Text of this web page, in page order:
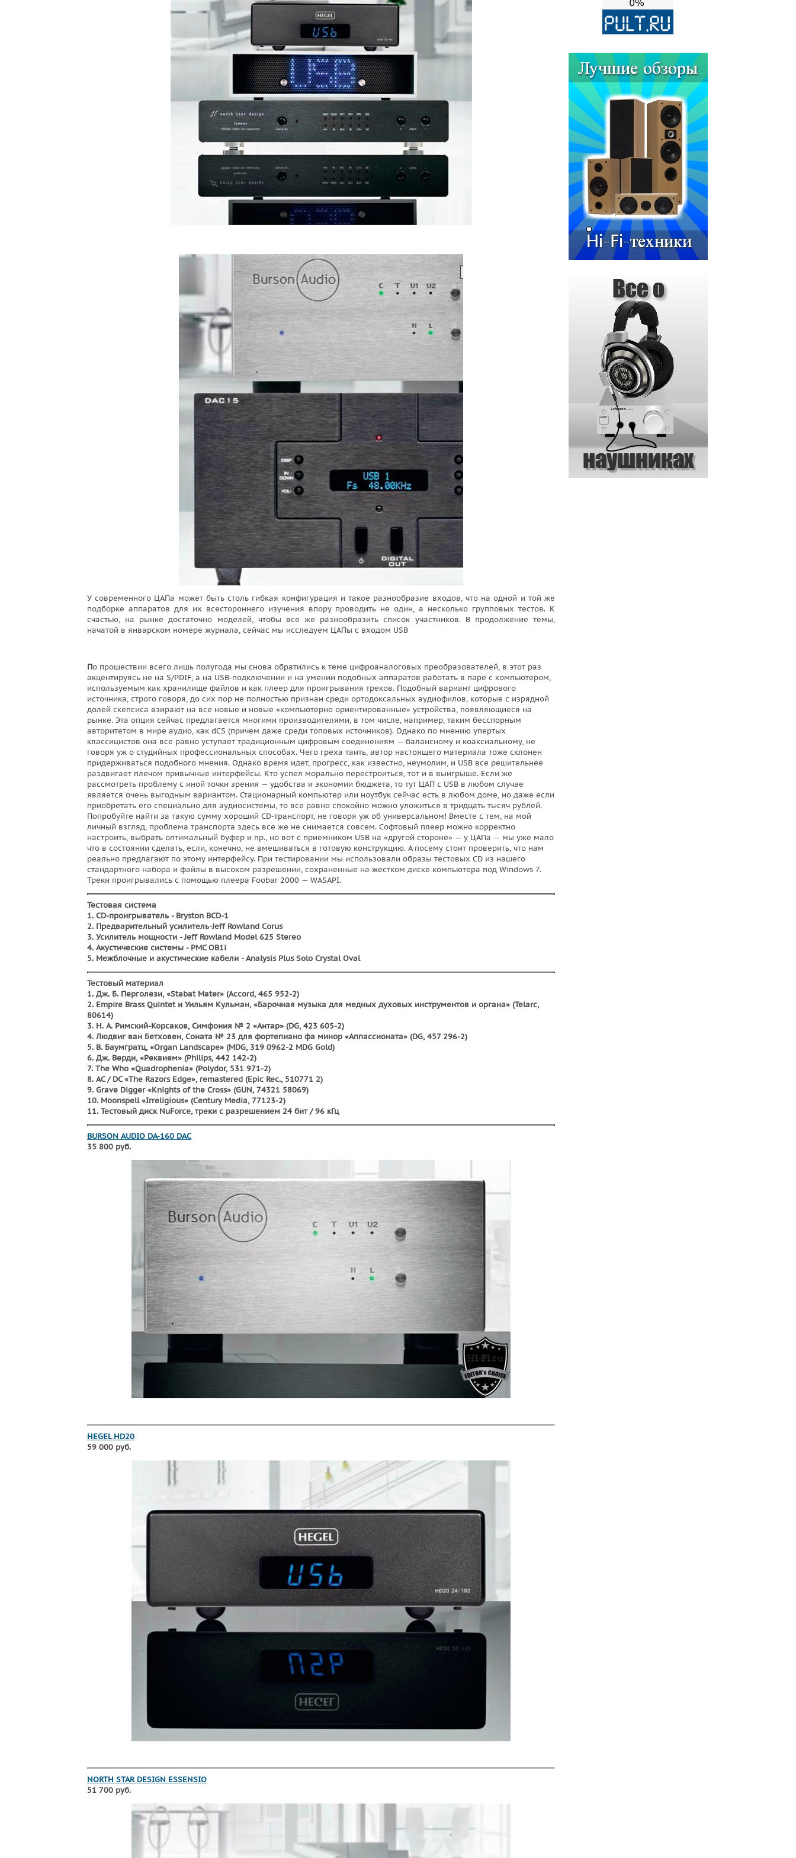
У современного ЦАПа может быть столь гибкая конфигурация и такое разнообразие входов, что на одной и той же
подборке аппаратов для их всестороннего изучения впору проводить не один, а несколько групповых тестов. К
счастью, на рынке достаточно моделей, чтобы все же разнообразить список участников. В продолжение темы,
начатой в январском номере журнала, сейчас мы исследуем ЦАПы с входом USB
По прошествии всего лишь полугода мы снова обратились к теме цифроаналоговых преобразователей, в этот раз
акцентируясь не на S/PDIF, а на USB-подключении и на умении подобных аппаратов работать в паре с компьютером,
используемым как хранилище файлов и как плеер для проигрывания треков. Подобный вариант цифрового
источника, строго говоря, до сих пор не полностью признан среди ортодоксальных аудиофилов, которые с изрядной
долей скепсиса взирают на все новые и новые «компьютерно ориентированные» устройства, появляющиеся на
рынке. Эта опция сейчас предлагается многими производителями, в том числе, например, таким бесспорным
авторитетом в мире аудио, как dCS (причем даже среди топовых источников). Однако по мнению упертых
классицистов она все равно уступает традиционным цифровым соединениям — балансному и коаксиальному, не
говоря уж о студийных профессиональных способах. Чего греха таить, автор настоящего материала тоже склонен
придерживаться подобного мнения. Однако время идет, прогресс, как известно, неумолим, и USB все решительнее
раздвигает плечом привычные интерфейсы. Кто успел морально перестроиться, тот и в выигрыше. Если же
рассмотреть проблему с иной точки зрения — удобства и экономии бюджета, то тут ЦАП с USB в любом случае
является очень выгодным вариантом. Стационарный компьютер или ноутбук сейчас есть в любом доме, но даже если
приобретать его специально для аудиосистемы, то все равно спокойно можно уложиться в тридцать тысяч рублей.
Попробуйте найти за такую сумму хороший CD-транспорт, не говоря уж об универсальном! Вместе с тем, на мой
личный взгляд, проблема транспорта здесь все же не снимается совсем. Софтовый плеер можно корректно
настроить, выбрать оптимальный буфер и пр., но вот с приемником USB на «другой стороне» — у ЦАПа — мы уже мало
что в состоянии сделать, если, конечно, не вмешиваться в готовую конструкцию. А посему стоит проверить, что нам
реально предлагают по этому интерфейсу. При тестировании мы использовали образы тестовых CD из нашего
стандартного набора и файлы в высоком разрешении, сохраненные на жестком диске компьютера под Windows 7.
Треки проигрывались с помощью плеера Foobar 2000 — WASAPI.
Тестовая система
1. CD-проигрыватель - Bryston BCD-1
2. Предварительный усилитель-Jeff Rowland Corus
3. Усилитель мощности - Jeff Rowland Model 625 Stereo
4. Акустические системы - PMC OB1i
5. Межблочные и акустические кабели - Analysis Plus Solo Crystal Oval
Тестовый материал
1. Дж. Б. Перголези, «Stabat Mater» (Accord, 465 952-2)
2. Empire Brass Quintet и Уильям Кульман, «Барочная музыка для медных духовых инструментов и органа» (Telarc,
80614)
3. Н. А. Римский-Корсаков, Симфония № 2 «Антар» (DG, 423 605-2)
4. Людвиг ван Бетховен, Соната № 23 для фортепиано фа минор «Аппассионата» (DG, 457 296-2)
5. В. Баумгратц, «Organ Landscape» (MDG, 319 0962-2 MDG Gold)
6. Дж. Верди, «Реквием» (Philips, 442 142-2)
7. The Who «Quadrophenia» (Polydor, 531 971-2)
8. AC / DC «The Razors Edge», remastered (Epic Rec., 510771 2)
9. Grave Digger «Knights of the Cross» (GUN, 74321 58069)
10. Moonspell «Irreligious» (Century Media, 77123-2)
11. Тестовый диск NuForce, треки с разрешением 24 бит / 96 кГц
BURSON AUDIO DA-160 DAC
35 800 руб.
HEGEL HD20
59 000 руб.
NORTH STAR DESIGN ESSENSIO
51 700 руб.